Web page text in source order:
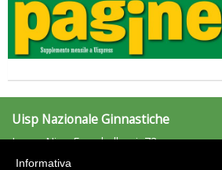
Tiziano Pesce a Radio InBlu2000 traccia
Uisp Nazionale Ginnastiche
Largo Nino Franchellucci, 73
00155 Roma
Informativa